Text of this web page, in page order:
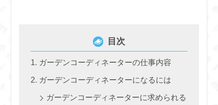
目次
ガーデンコーディネーターの仕事内容
ガーデンコーディネーターになるには
ガーデンコーディネーターに求められる